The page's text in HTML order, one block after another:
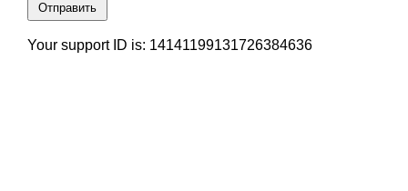
Отправить
Your support ID is: 14141199131726384636